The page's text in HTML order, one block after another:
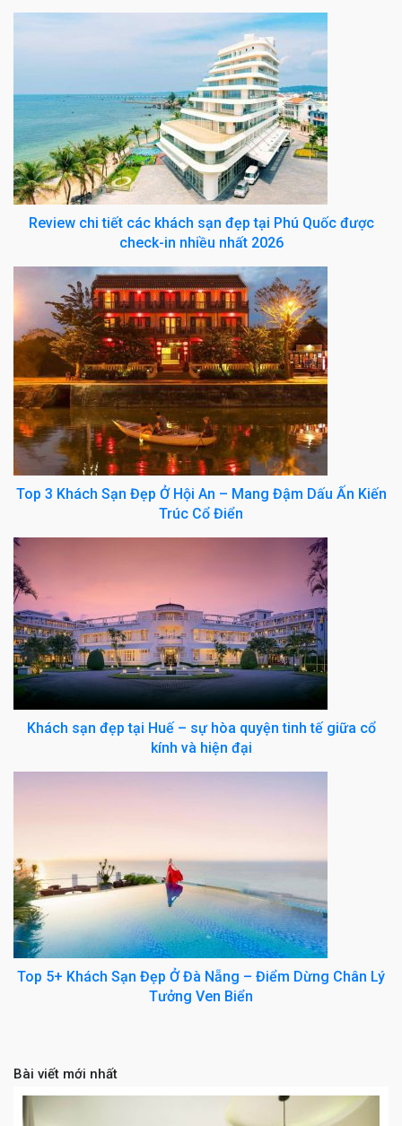
Review chi tiết các khách sạn đẹp tại Phú Quốc được
check-in nhiều nhất 2026
Top 3 Khách Sạn Đẹp Ở Hội An – Mang Đậm Dấu Ấn Kiến
Trúc Cổ Điển
Khách sạn đẹp tại Huế – sự hòa quyện tinh tế giữa cổ
kính và hiện đại
Top 5+ Khách Sạn Đẹp Ở Đà Nẵng – Điểm Dừng Chân Lý
Tưởng Ven Biển
Bài viết mới nhất